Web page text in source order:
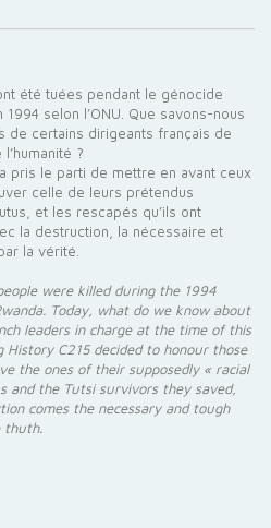
été tuées pendant le génocide
selon l’ONU. Que savons-nous
de certains dirigeants français de
?
a pris le parti de mettre en avant ceux
celle de leurs prétendus
et les rescapés qu’ils ont
la destruction, la nécessaire et
la vérité.
were killed during the 1994
Today, what do we know about
leaders in charge at the time of this
History C215 decided to honour those
the ones of their supposedly « racial
and the Tutsi survivors they saved,
comes the necessary and tough
thuth.